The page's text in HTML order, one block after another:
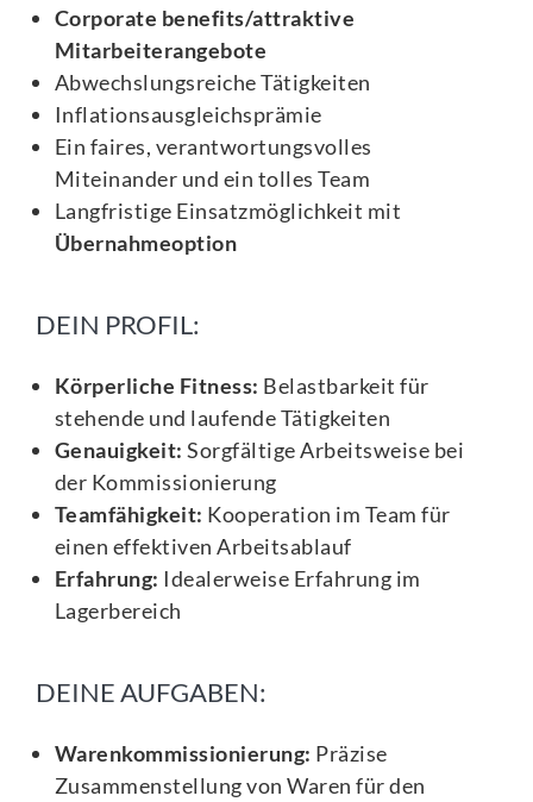
Corporate benefits/attraktive
Mitarbeiterangebote
Abwechslungsreiche Tätigkeiten
Inflationsausgleichsprämie
Ein faires, verantwortungsvolles
Miteinander und ein tolles Team
Langfristige Einsatzmöglichkeit mit
Übernahmeoption
DEIN PROFIL:
Körperliche Fitness: Belastbarkeit für
stehende und laufende Tätigkeiten
Genauigkeit: Sorgfältige Arbeitsweise bei
der Kommissionierung
Teamfähigkeit: Kooperation im Team für
einen effektiven Arbeitsablauf
Erfahrung: Idealerweise Erfahrung im
Lagerbereich
DEINE AUFGABEN:
Warenkommissionierung: Präzise
Zusammenstellung von Waren für den